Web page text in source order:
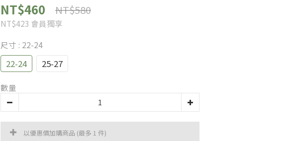
NT$460 NT$580
NT$423 會員獨享
尺寸 : 22-24
22-24 25-27
數量
以優惠價加購商品 (最多 1 件)